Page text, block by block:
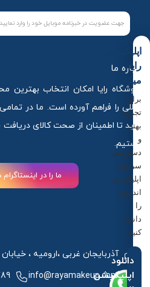
درباره ما
فروشگاه رایا امکان انتخاب بهترین
المللی را فراهم آورده است. ما در
خرید تا اطمینان از صحت کالای
هستیم.
ما را در
آذربایجان غربی ،ارومیه ، خیابان
info@rayamakeup.com
اپلیکیشن
رایا
میکاپ
برای
تجربه
بهتر
و
دسترسی
سریع‌تر،
اپلیکیشن
اندروید
را
دانلود
کنید.
دانلود
اپلیکیشن